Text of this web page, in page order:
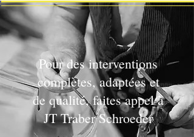
Pour des interventions
complètes, adaptées et
de qualité, faites appel à
JT Traber Schroeder